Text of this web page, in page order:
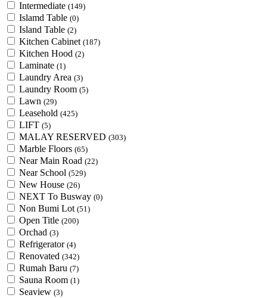
Intermediate (149)
Islamd Table (0)
Island Table (2)
Kitchen Cabinet (187)
Kitchen Hood (2)
Laminate (1)
Laundry Area (3)
Laundry Room (5)
Lawn (29)
Leasehold (425)
LIFT (5)
MALAY RESERVED (303)
Marble Floors (65)
Near Main Road (22)
Near School (529)
New House (26)
NEXT To Busway (0)
Non Bumi Lot (51)
Open Title (200)
Orchad (3)
Refrigerator (4)
Renovated (342)
Rumah Baru (7)
Sauna Room (1)
Seaview (3)